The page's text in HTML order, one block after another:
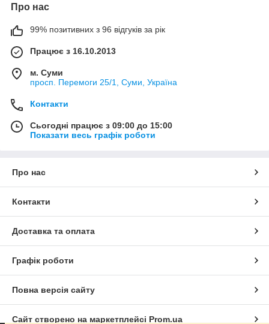
Про нас
99% позитивних з 96 відгуків за рік
Працює з 16.10.2013
м. Суми
просп. Перемоги 25/1, Суми, Україна
Контакти
Сьогодні працює з 09:00 до 15:00
Показати весь графік роботи
Про нас
Контакти
Доставка та оплата
Графік роботи
Повна версія сайту
Сайт створено на маркетплейсі Prom.ua